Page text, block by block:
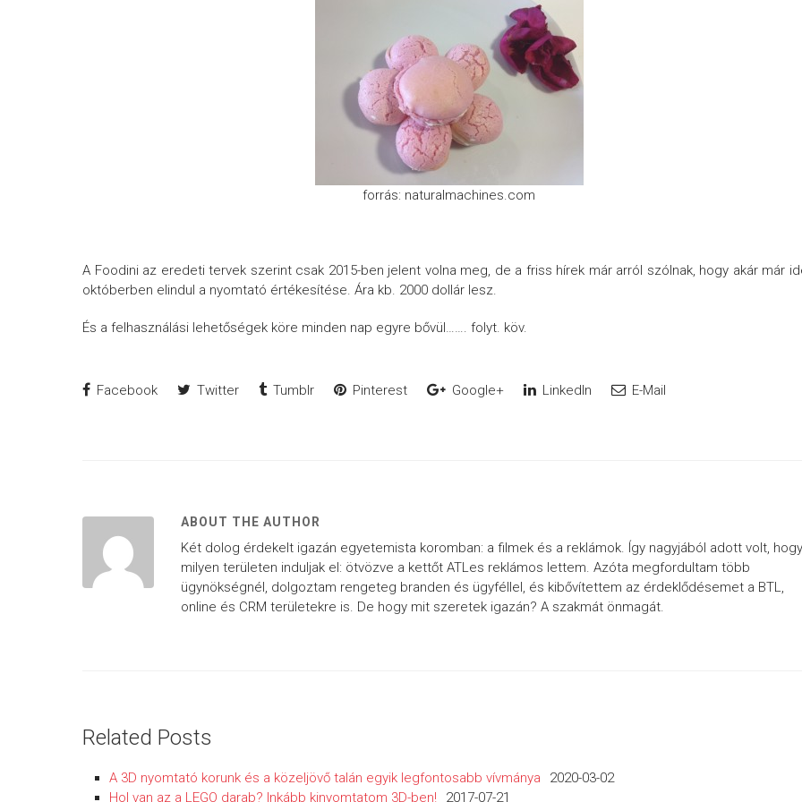
forrás: naturalmachines.com
A Foodini az eredeti tervek szerint csak 2015-ben jelent volna meg, de a friss hírek már arról szólnak, hogy akár már
októberben elindul a nyomtató értékesítése. Ára kb. 2000 dollár lesz.
És a felhasználási lehetőségek köre minden nap egyre bővül……. folyt. köv.
Facebook Twitter Tumblr Pinterest Google+ LinkedIn E-Mail
ABOUT THE AUTHOR
Két dolog érdekelt igazán egyetemista koromban: a filmek és a reklámok. Így nagyjából adott volt, hogy
milyen területen induljak el: ötvözve a kettőt ATLes reklámos lettem. Azóta megfordultam több
ügynökségnél, dolgoztam rengeteg branden és ügyféllel, és kibővítettem az érdeklődésemet a BTL,
online és CRM területekre is. De hogy mit szeretek igazán? A szakmát önmagát.
Related Posts
A 3D nyomtató korunk és a közeljövő talán egyik legfontosabb vívmánya
2020-03-02
Hol van az a LEGO darab? Inkább kinyomtatom 3D-ben!
2017-07-21